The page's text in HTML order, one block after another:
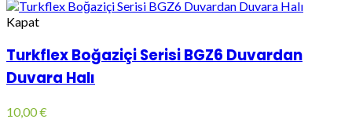
Kapat
Turkflex Boğaziçi Serisi BGZ6 Duvardan
Duvara Halı
10,00€